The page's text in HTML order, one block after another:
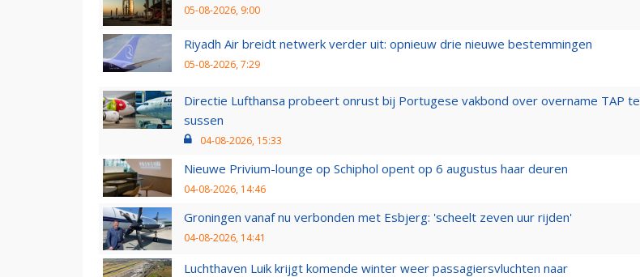
05-08-2026, 9:00
Riyadh Air breidt netwerk verder uit: opnieuw drie nieuwe bestemmingen
05-08-2026, 7:29
Directie Lufthansa probeert onrust bij Portugese vakbond over overname TAP te
sussen
04-08-2026, 15:33
Nieuwe Privium-lounge op Schiphol opent op 6 augustus haar deuren
04-08-2026, 14:46
Groningen vanaf nu verbonden met Esbjerg: 'scheelt zeven uur rijden'
04-08-2026, 14:41
Luchthaven Luik krijgt komende winter weer passagiersvluchten naar